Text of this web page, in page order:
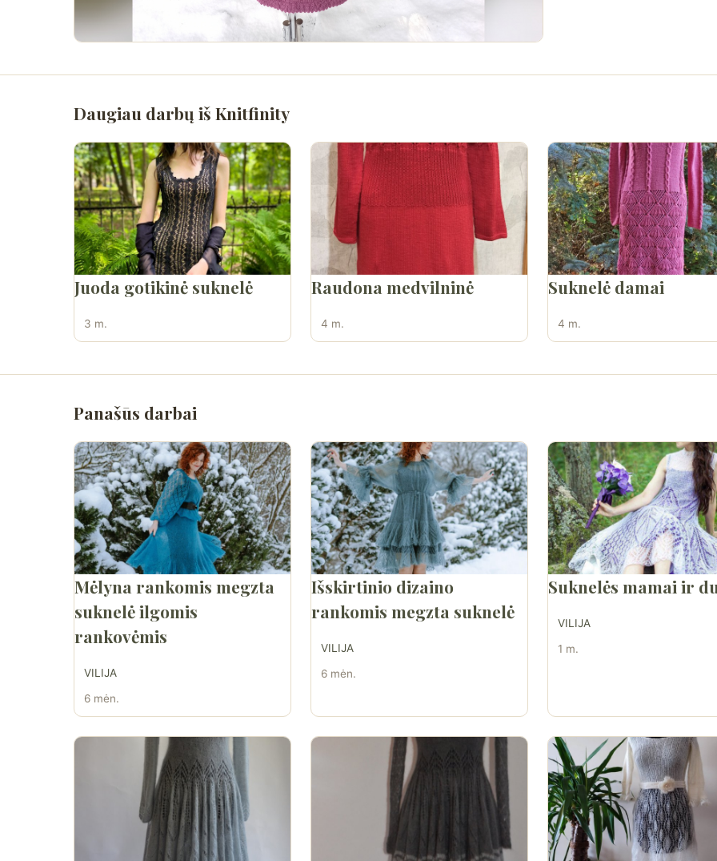
Daugiau darbų iš Knitfinity
Juoda gotikinė suknelė
3 m.
Raudona medvilninė
4 m.
Suknelė damai
4 m.
Panašūs darbai
Mėlyna rankomis megzta
suknelė ilgomis
rankovėmis
VILIJA
6 mėn.
Išskirtinio dizaino
rankomis megzta suknelė
VILIJA
6 mėn.
Suknelės mamai ir
VILIJA
1 m.